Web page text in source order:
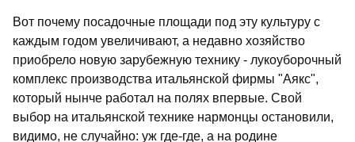
Вот почему посадочные площади под эту культуру с
каждым годом увеличивают, а недавно хозяйство
приобрело новую зарубежную технику - лукоуборочный
комплекс производства итальянской фирмы "Аякс",
который нынче работал на полях впервые. Свой
выбор на итальянской технике нармонцы остановили,
видимо, не случайно: уж где-где, а на родине